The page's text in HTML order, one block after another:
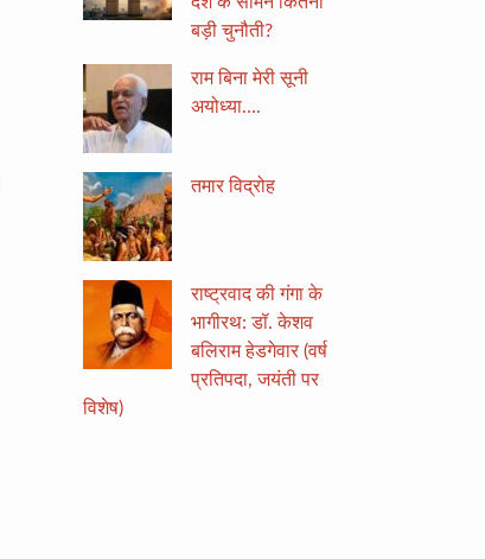
बड़ी चुनौती?
राम बिना मेरी सूनी
अयोध्या….
तमार विद्रोह
राष्ट्रवाद की गंगा के
भागीरथ: डॉ. केशव
बलिराम हेडगेवार (वर्ष
प्रतिपदा, जयंती पर
विशेष)